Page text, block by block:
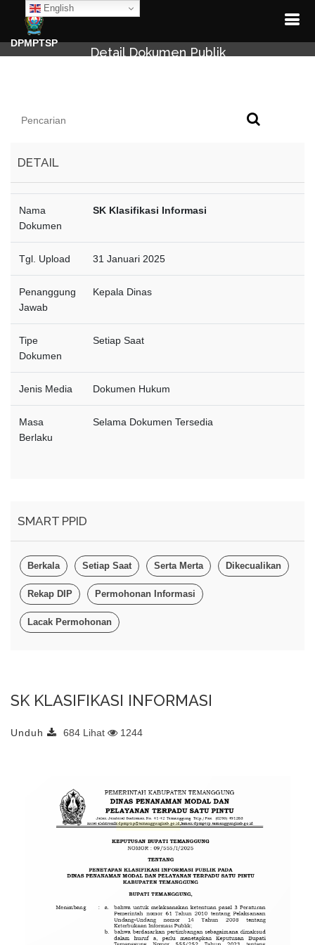
English
DPMPTSP
Detail Dokumen Publik
DETAIL
Nama
Dokumen
SK Klasifikasi Informasi
Tgl. Upload 31 Januari 2025
Penanggung
Jawab
Kepala Dinas
Tipe
Dokumen
Setiap Saat
Jenis Media Dokumen Hukum
Masa
Berlaku
Selama Dokumen Tersedia
SMART PPID
Berkala Setiap Saat Serta Merta Dikecualikan
Rekap DIP Permohonan Informasi
Lacak Permohonan
SK KLASIFIKASI INFORMASI
Unduh 684 Lihat 1244